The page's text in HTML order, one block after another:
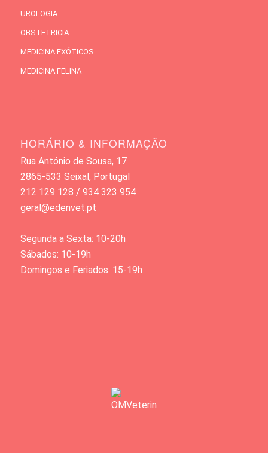
UROLOGIA
OBSTETRICIA
MEDICINA EXÓTICOS
MEDICINA FELINA
HORÁRIO & INFORMAÇÃO
Rua António de Sousa, 17
2865-533 Seixal, Portugal
212 129 128 / 934 323 954
geral@edenvet.pt
Segunda a Sexta: 10-20h
Sábados: 10-19h
Domingos e Feriados: 15-19h